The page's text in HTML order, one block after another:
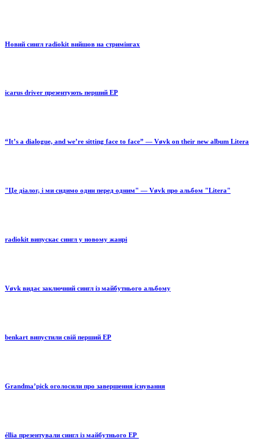
Новий сингл radiokit вийшов на стримінгах
icarus driver презентують перший EP
“It’s a dialogue, and we’re sitting face to face” — Vøvk on their new album Litera
"Це діалог, і ми сидимо один перед одним" — Vøvk про альбом "Litera"
radiokit випускає сингл у новому жанрі
Vøvk видає заключний сингл із майбутнього альбому
benkart випустили свій перший EP
Grandma’pick оголосили про завершення існування
éllia презентували сингл із майбутнього EP